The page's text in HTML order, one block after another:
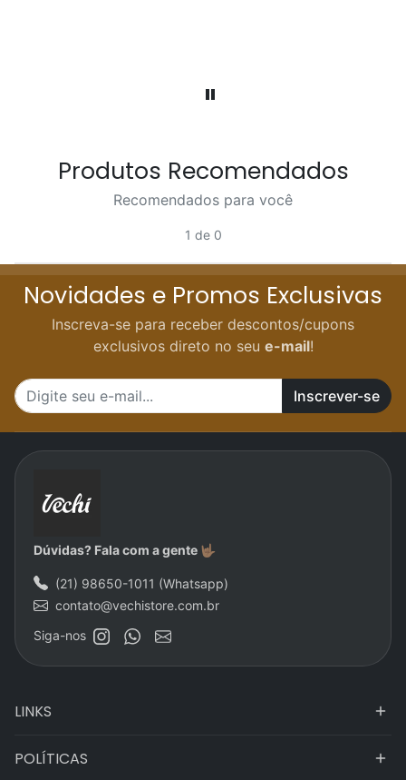
Produtos Recomendados
Recomendados para você
1 de 0
Novidades e Promos Exclusivas
Inscreva-se para receber descontos/cupons
exclusivos direto no seu e-mail!
Inscrever-se
Dúvidas? Fala com a gente 🤟🏽
(21) 98650-1011 (Whatsapp)
contato@vechistore.com.br
Siga-nos
LINKS
POLÍTICAS